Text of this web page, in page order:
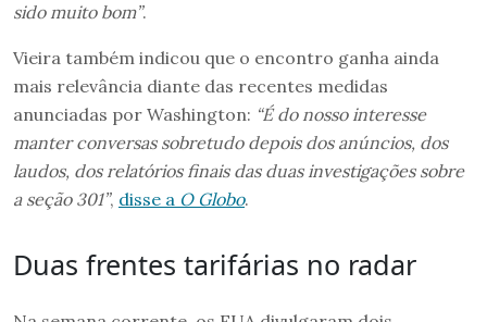
sido muito bom”.
Vieira também indicou que o encontro ganha ainda
mais relevância diante das recentes medidas
anunciadas por Washington: “É do nosso interesse
manter conversas sobretudo depois dos anúncios, dos
laudos, dos relatórios finais das duas investigações sobre
a seção 301”, disse a O Globo.
Duas frentes tarifárias no radar